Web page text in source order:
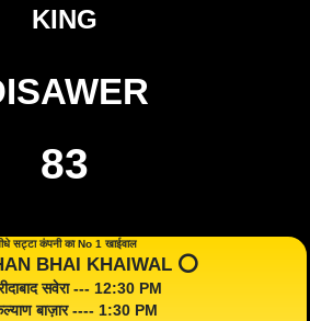
KING
83
सट्टा कंपनी का No 1 खाईवाल
BHAI KHAIWAL ⭕️
सवेरा --- 12:30 PM
बाज़ार ---- 1:30 PM